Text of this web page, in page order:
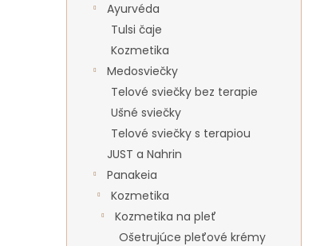
Ayurvéda
Tulsi čaje
Kozmetika
Medosviečky
Telové sviečky bez terapie
Ušné sviečky
Telové sviečky s terapiou
JUST a Nahrin
Panakeia
Kozmetika
Kozmetika na pleť
Ošetrujúce pleťové krémy